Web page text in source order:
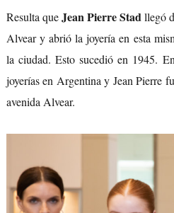
Resulta queJean Pierre Stad llegó
Alvear y abrió la joyería en esta
la ciudad. Esto sucedió en 1945.
joyerías en Argentina y Jean Pierre
avenida Alvear.